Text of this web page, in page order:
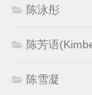
陈泳彤
陈芳语
陈雪凝